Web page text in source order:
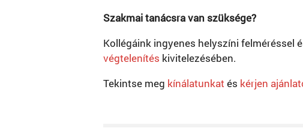
Szakmai tanácsra van szüksége?
Kollégáink ingyenes helyszíni felméréssel
végtelenítés kivitelezésében.
Tekintse meg kínálatunkat és kérjen